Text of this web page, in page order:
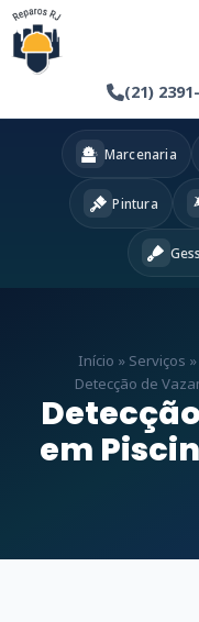
(21)
Marcenaria
Pintura
Início » Serviços »
Detecção de
em